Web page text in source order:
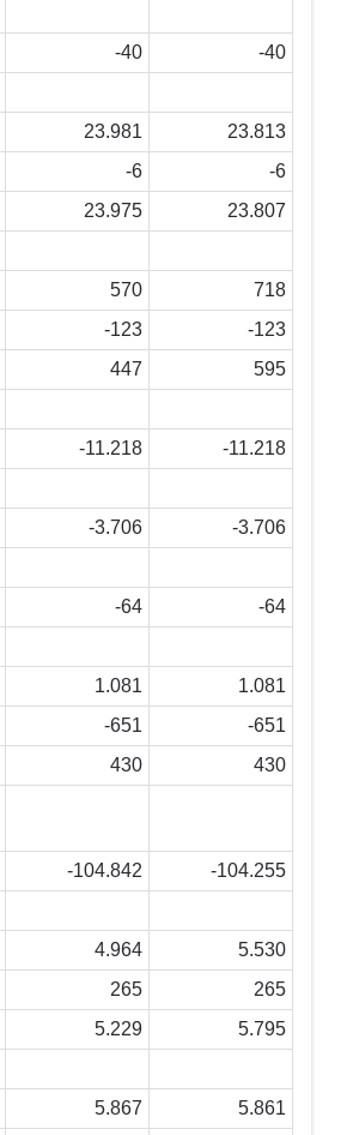
-40
-40
23.981
23.813
-6
-6
23.975
23.807
570
718
-123
-123
447
595
-11.218
-11.218
-3.706
-3.706
-64
-64
1.081
1.081
-651
-651
430
430
-104.842
-104.255
4.964
5.530
265
265
5.229
5.795
5.867
5.861